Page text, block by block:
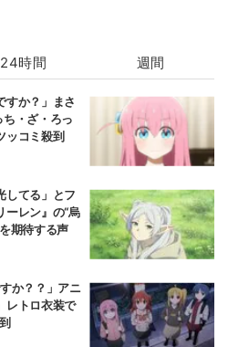
ューン
24時間 週間
すか？」まさ
・ざ・ろっ
ッコミ殺到
してる」とフ
ーレン』の“烏
期待する声
か？？」アニ
レトロ衣装で